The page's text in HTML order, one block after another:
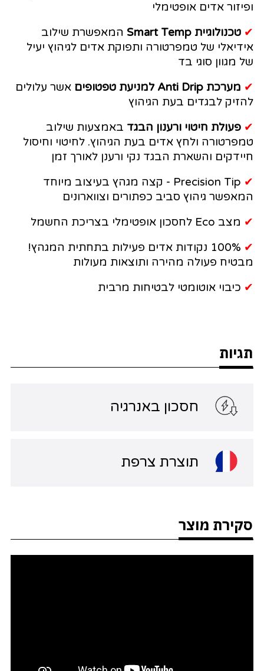
ופיזור אדים אופטימלי
✔ טכנולוגיית Smart Temp
המאפשרת שילוב
אידיאלי של טמפרטורה ותפוקת אדים לגיהוץ יעיל
של מגוון סוגי בד
✔ מערכת Anti Drip למניעת טפטופים
אשר עלולים
להזיק לבגדים בעת הגיהוץ
✔ פעולת חיטוי ורענון הבגד באמצעות שילוב
טמפרטורה ולחץ אדים בעת הגיהוץ. לחיטוי וחיסול
חיידקים והשארת הבגד נקי ורענן לאורך זמן
✔
Precision Tip - קצה מגהץ בעיצוב מיוחד
המאפשר גיהוץ סביב כפתורים וצווארונים
✔ מצב Eco לחסכון אופטימלי בצריכת החשמל
✔
100% נקודות אדים פעילות בתחתית המגהץ!
מבטיח פעולה מהירה ותוצאות מעולות
✔ כיבוי אוטומטי לבטיחות מרבית
תגיות
חסכון באנרגיה
תוצרת צרפת
סקירת מוצר